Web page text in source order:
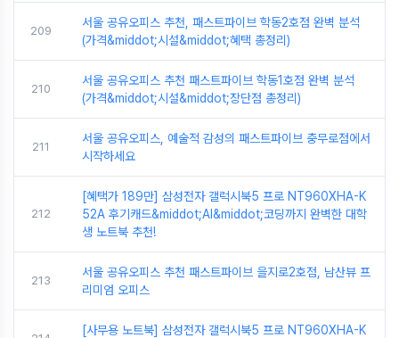
209
서울 공유오피스 추천, 패스트파이브 학동2호점 완벽 분석
(가격&middot;시설&middot;혜택 총정리)
210
서울 공유오피스 추천 패스트파이브 학동1호점 완벽 분석
(가격&middot;시설&middot;장단점 총정리)
211
서울 공유오피스, 예술적 감성의 패스트파이브 충무로점에서
시작하세요
212
[혜택가 189만] 삼성전자 갤럭시북5 프로 NT960XHA-K
52A 후기캐드&middot;AI&middot;코딩까지 완벽한 대학
생 노트북 추천!
213
서울 공유오피스 추천 패스트파이브 을지로2호점, 남산뷰 프
리미엄 오피스
[사무용 노트북] 삼성전자 갤럭시북5 프로 NT960XHA-K